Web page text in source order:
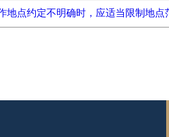
地点约定不明确时，应适当限制地点